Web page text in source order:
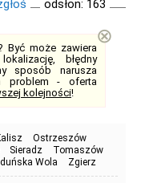
odsłon: 163
Być może zawiera
błędny
sposób narusza
problem - oferta
kolejności!
⊗
Ostrzeszów
Sieradz
Tomaszów
Wola Zgierz